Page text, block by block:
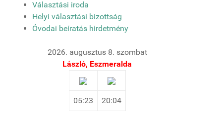
Választási iroda
Helyi választási bizottság
Óvodai beíratás hirdetmény
2026. augusztus 8. szombat
László, Eszmeralda
05:23 20:04